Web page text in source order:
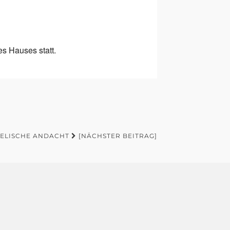
Hauses statt.
ANDACHT [NÄCHSTER BEITRAG]